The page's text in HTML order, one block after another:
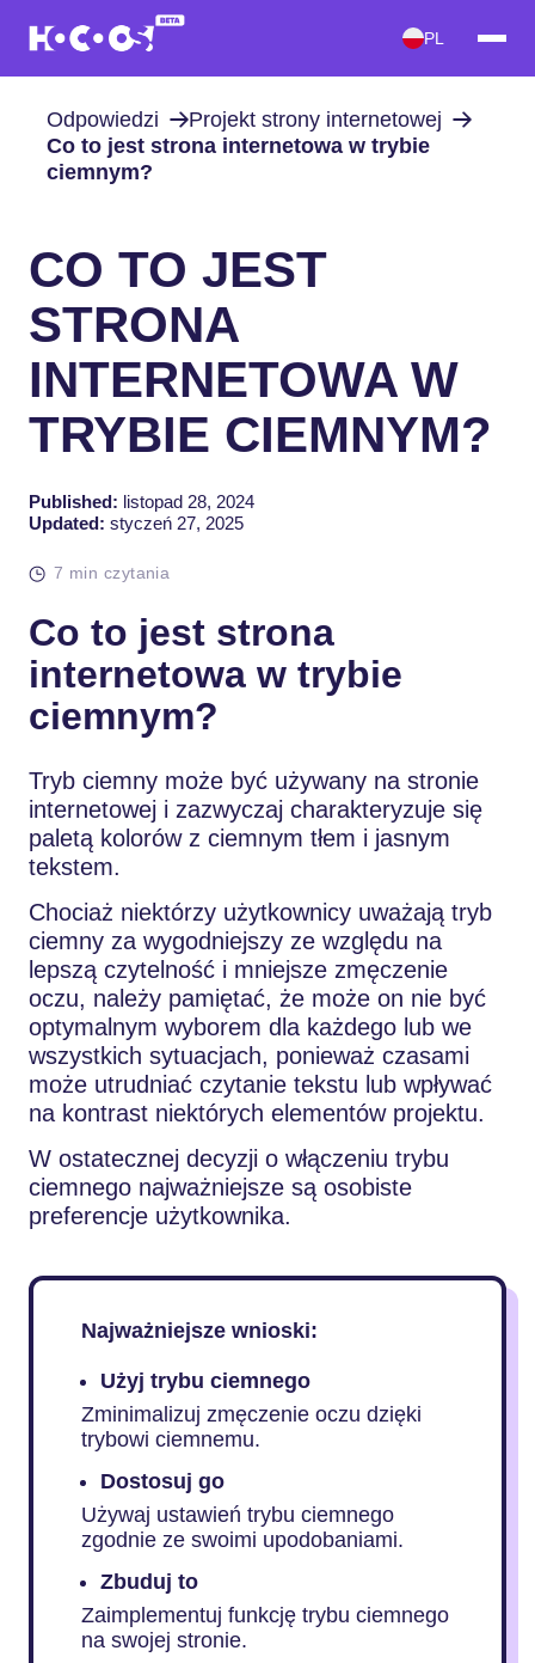
PL
Odpowiedzi
Projekt strony internetowej
Co to jest strona internetowa w trybie
ciemnym?
CO TO JEST
STRONA
INTERNETOWA W
TRYBIE CIEMNYM?
Published: listopad 28, 2024
Updated: styczeń 27, 2025
7 min czytania
Co to jest strona
internetowa w trybie
ciemnym?
Tryb ciemny może być używany na stronie
internetowej i zazwyczaj charakteryzuje się
paletą kolorów z ciemnym tłem i jasnym
tekstem.
Chociaż niektórzy użytkownicy uważają tryb
ciemny za wygodniejszy ze względu na
lepszą czytelność i mniejsze zmęczenie
oczu, należy pamiętać, że może on nie być
optymalnym wyborem dla każdego lub we
wszystkich sytuacjach, ponieważ czasami
może utrudniać czytanie tekstu lub wpływać
na kontrast niektórych elementów projektu.
W ostatecznej decyzji o włączeniu trybu
ciemnego najważniejsze są osobiste
preferencje użytkownika.
Najważniejsze wnioski:
Użyj trybu ciemnego
Zminimalizuj zmęczenie oczu dzięki
trybowi ciemnemu.
Dostosuj go
Używaj ustawień trybu ciemnego
zgodnie ze swoimi upodobaniami.
Zbuduj to
Zaimplementuj funkcję trybu ciemnego
na swojej stronie.